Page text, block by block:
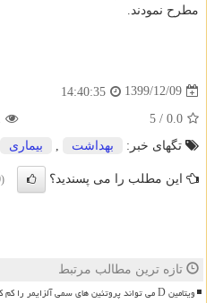
مطرح نمودند.
1399/12/09
14:40:35
0.0
/
5
تگهای خبر:
بهداشت بیماری
این مطلب را می پسندید؟ (0)
تازه ترین مطالب مرتبط
ویتامین D می تواند پروتئین های سمی آلزایمر را کم کند